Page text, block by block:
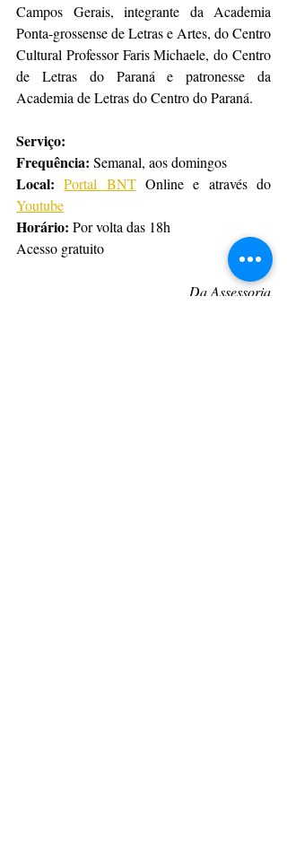
Campos Gerais, integrante da Academia
Ponta-grossense de Letras e Artes, do Centro
Cultural Professor Faris Michaele, do Centro
de Letras do Paraná e patronesse da
Academia de Letras do Centro do Paraná.
Serviço:
Frequência: Semanal, aos domingos
Local: Portal BNT
Youtube
Horário: Por volta das 18h
Acesso gratuito
Da Assessoria